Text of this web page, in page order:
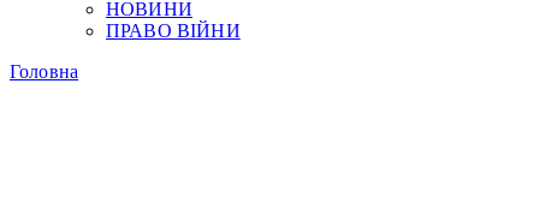
НОВИНИ
ПРАВО ВІЙНИ
Головна